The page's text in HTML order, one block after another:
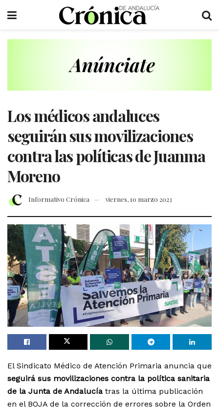
Los médicos andaluces
seguirán sus movilizaciones
contra las políticas de Juanma
Moreno
Informativo Crónica viernes, 10 marzo 2023
El Sindicato Médico de Atención Primaria anuncia que
seguirá sus movilizaciones contra la política sanitaria
de la Junta de Andalucía tras la última publicación
en el BOJA de la corrección de errores sobre la Orden